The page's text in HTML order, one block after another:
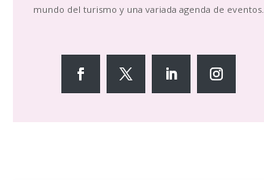
mundo del turismo y una variada agenda de eventos.